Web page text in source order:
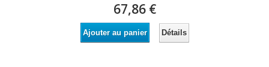
67,86 €
Ajouter au panier Détails